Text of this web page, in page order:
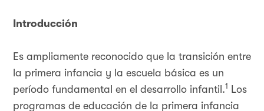
Introducción
Es ampliamente reconocido que la transición entre
la primera infancia y la escuela básica es un
período fundamental en el desarrollo infantil.1
Los
programas de educación de la primera infancia